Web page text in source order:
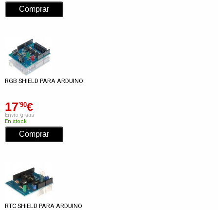
RGB SHIELD PARA ARDUINO
17'90€
Envío gratis
En stock
RTC SHIELD PARA ARDUINO